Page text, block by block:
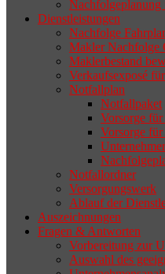
geeigneten
selten die
Dienstleistungen
Nachfolge
Makler Nachfolge
Maklerbestand
Verkaufsexposé
Notfallplan
Notfallpaket
Vorsorge
Vorsorge
Notfallordner
Versorgungswerk
Ablauf der
Auszeichnungen
Fragen & Antworten
Vorbereitung zur
Auswahl des